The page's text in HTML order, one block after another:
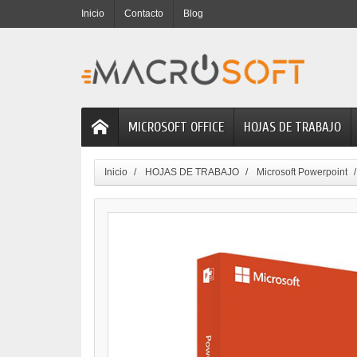
Inicio Contacto Blog
MICROSOFT OFFICE HOJAS DE TRABAJO
Inicio HOJAS DE TRABAJO Microsoft Powerpoint